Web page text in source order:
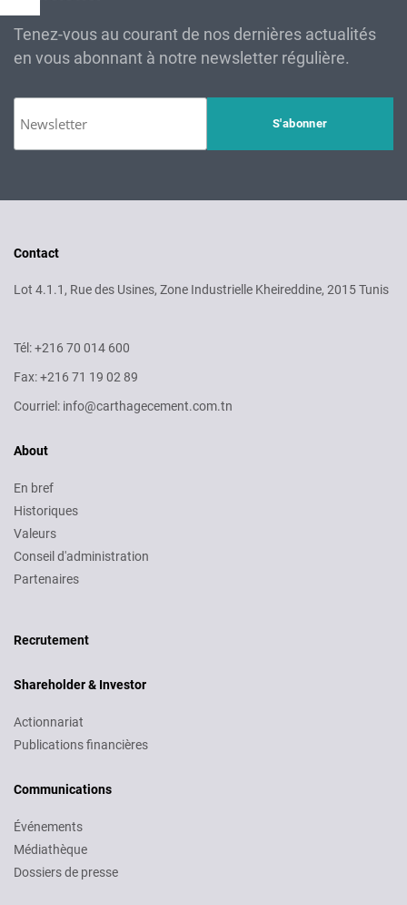
Tenez-vous au courant de nos dernières actualités
en vous abonnant à notre newsletter régulière.
Contact
Lot 4.1.1, Rue des Usines, Zone Industrielle Kheireddine, 2015 Tunis
Tél: +216 70 014 600
Fax: +216 71 19 02 89
Courriel: info@carthagecement.com.tn
About
En bref
Historiques
Valeurs
Conseil d'administration
Partenaires
Recrutement
Shareholder & Investor
Actionnariat
Publications financières
Communications
Événements
Médiathèque
Dossiers de presse